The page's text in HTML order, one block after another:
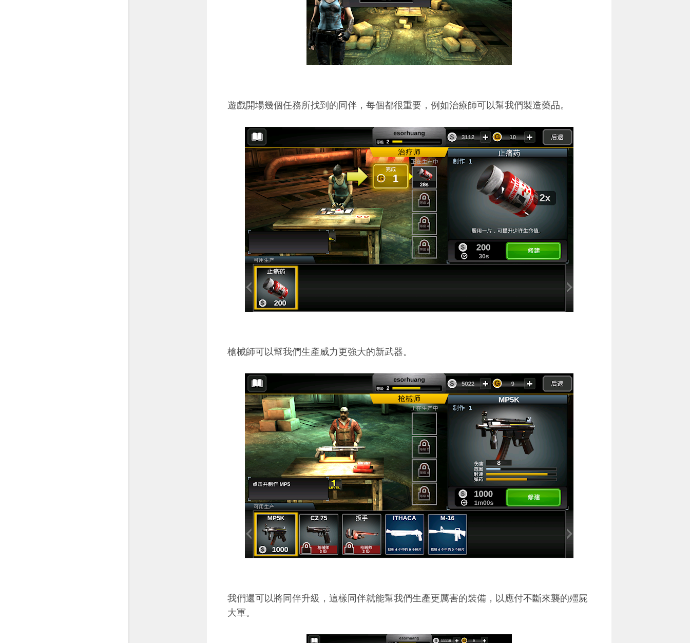
遊戲開場幾個任務所找到的同伴，每個都很重要，例如治療師可以幫我們製造藥品。
槍械師可以幫我們生產威力更強大的新武器。
我們還可以將同伴升級，這樣同伴就能幫我們生產更厲害的裝備，以應付不斷來襲的殭屍
大軍。